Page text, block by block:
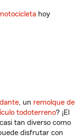
hoy
, un remolque de
todoterreno? ¡El
tan diverso como
disfrutar con